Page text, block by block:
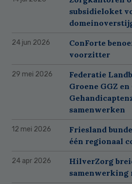
subsidieloket
24 jun 2026
ConForte
voorzitter
29 mei 2026
Federatie
Groene GGZ
samenwerken
12 mei 2026
Friesland
één regionaal
24 apr 2026
HilverZorg
samenwerking